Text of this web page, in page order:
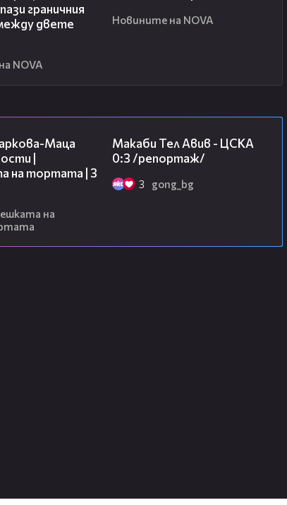
граничния
двете
NOVA
Новините на NOVA
Маца
|
на тортата | 3
на
Макаби Тел Авив - ЦСКА
0:3 /репортаж/
3 gong_bg